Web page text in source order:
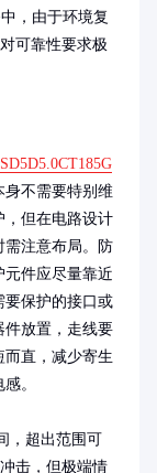
，由于环境复
可靠性要求极
身不需要特别维
，但在电路设计
需注意布局。防
元件应尽量靠近
要保护的接口或
件放置，走线要
而直，减少寄生
感。
，超出范围可
击，但极端情